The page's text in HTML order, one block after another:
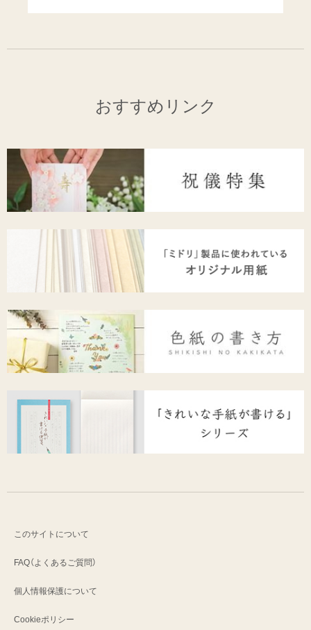
おすすめリンク
このサイトについて
FAQ（よくあるご質問）
個人情報保護について
Cookieポリシー